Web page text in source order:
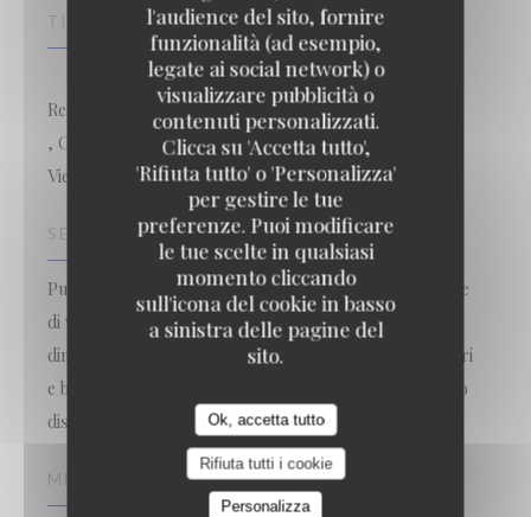
l'audience del sito, fornire
funzionalità (ad esempio,
legate ai social network) o
visualizzare pubblicità o
contenuti personalizzati.
Clicca su 'Accetta tutto',
'Rifiuta tutto' o 'Personalizza'
per gestire le tue
preferenze. Puoi modificare
le tue scelte in qualsiasi
momento cliccando
sull'icona del cookie in basso
a sinistra delle pagine del
sito.
Ok, accetta tutto
Rifiuta tutti i cookie
Personalizza
TIPOLOGIA
Restaurant traditionnel
, Catering, Bar Brasserie Restaurant, Cuisine - Vins -
Vie, Bistrot / Cucina francese / Terrazza
SERVIZI
Può ospitare gruppi, Gruppi ammessi, Ampia selezione
di vini e liquori, Happy Hour Cocktail, Cocktails
dinatoires, vasta gamma di vino, Private Room, Seminari
e banchetti, Aria condizionata, Privatizzazione, Accesso
disabili, Terrazzo
METODO DI PAGAMENTO
Le Kuzu